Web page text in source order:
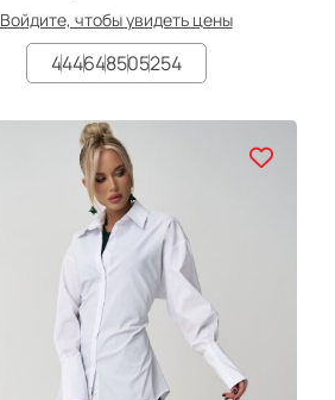
Войдите, чтобы увидеть цены
444648505254